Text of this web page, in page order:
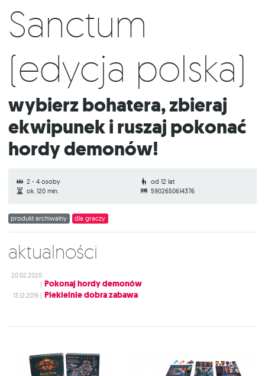
Sanctum
(edycja polska)
Wybierz bohatera, zbieraj
ekwipunek i ruszaj pokonać
hordy demonów!
2 - 4 osoby
od 12 lat
ok. 120 min.
5902650614376
produkt archiwalny dla graczy
Aktualności
20.02.2020
| Pokonaj hordy demonów
13.12.2019 | Piekielnie dobra zabawa